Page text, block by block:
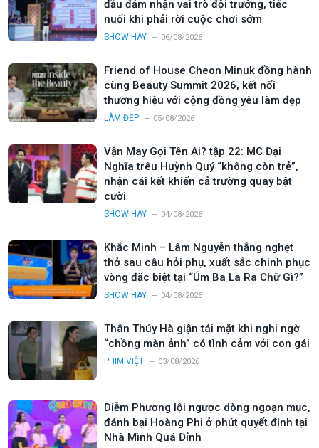
đầu đảm nhận vai trò đội trưởng, tiếc
nuối khi phải rời cuộc chơi sớm
SHOW HAY 06/08/2026
Friend of House Cheon Minuk đồng hành
cùng Beauty Summit 2026, kết nối
thương hiệu với cộng đồng yêu làm đẹp
LÀM ĐẸP 05/08/2026
Vận May Gọi Tên Ai? tập 22: MC Đại
Nghĩa trêu Huỳnh Quý “không còn trẻ”,
nhận cái kết khiến cả trường quay bật
cười
SHOW HAY 04/08/2026
Khắc Minh – Lâm Nguyễn thắng nghẹt
thở sau câu hỏi phụ, xuất sắc chinh phục
vòng đặc biệt tại “Úm Ba La Ra Chữ Gì?”
SHOW HAY 04/08/2026
Thân Thúy Hà giận tái mặt khi nghi ngờ
“chồng màn ảnh” có tình cảm với con gái
PHIM VIỆT 03/08/2026
Diễm Phương lội ngược dòng ngoạn mục,
đánh bại Hoàng Phi ở phút quyết định tại
Nhà Mình Quá Đỉnh